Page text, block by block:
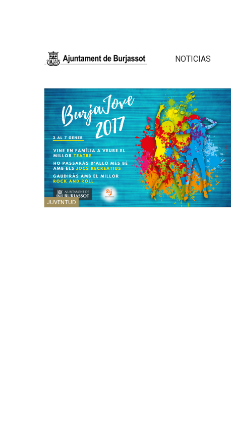
NOTICIAS
JUVENTUD